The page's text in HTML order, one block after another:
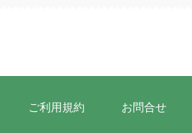
ご利用規約 お問合せ